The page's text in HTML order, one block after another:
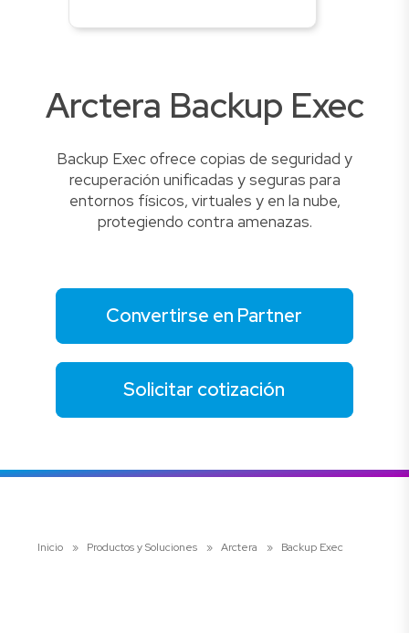
Arctera Backup Exec
Backup Exec ofrece copias de seguridad y
recuperación unificadas y seguras para
entornos físicos, virtuales y en la nube,
protegiendo contra amenazas.
Convertirse en Partner
Solicitar cotización
Inicio » Productos y Soluciones » Arctera » Backup Exec